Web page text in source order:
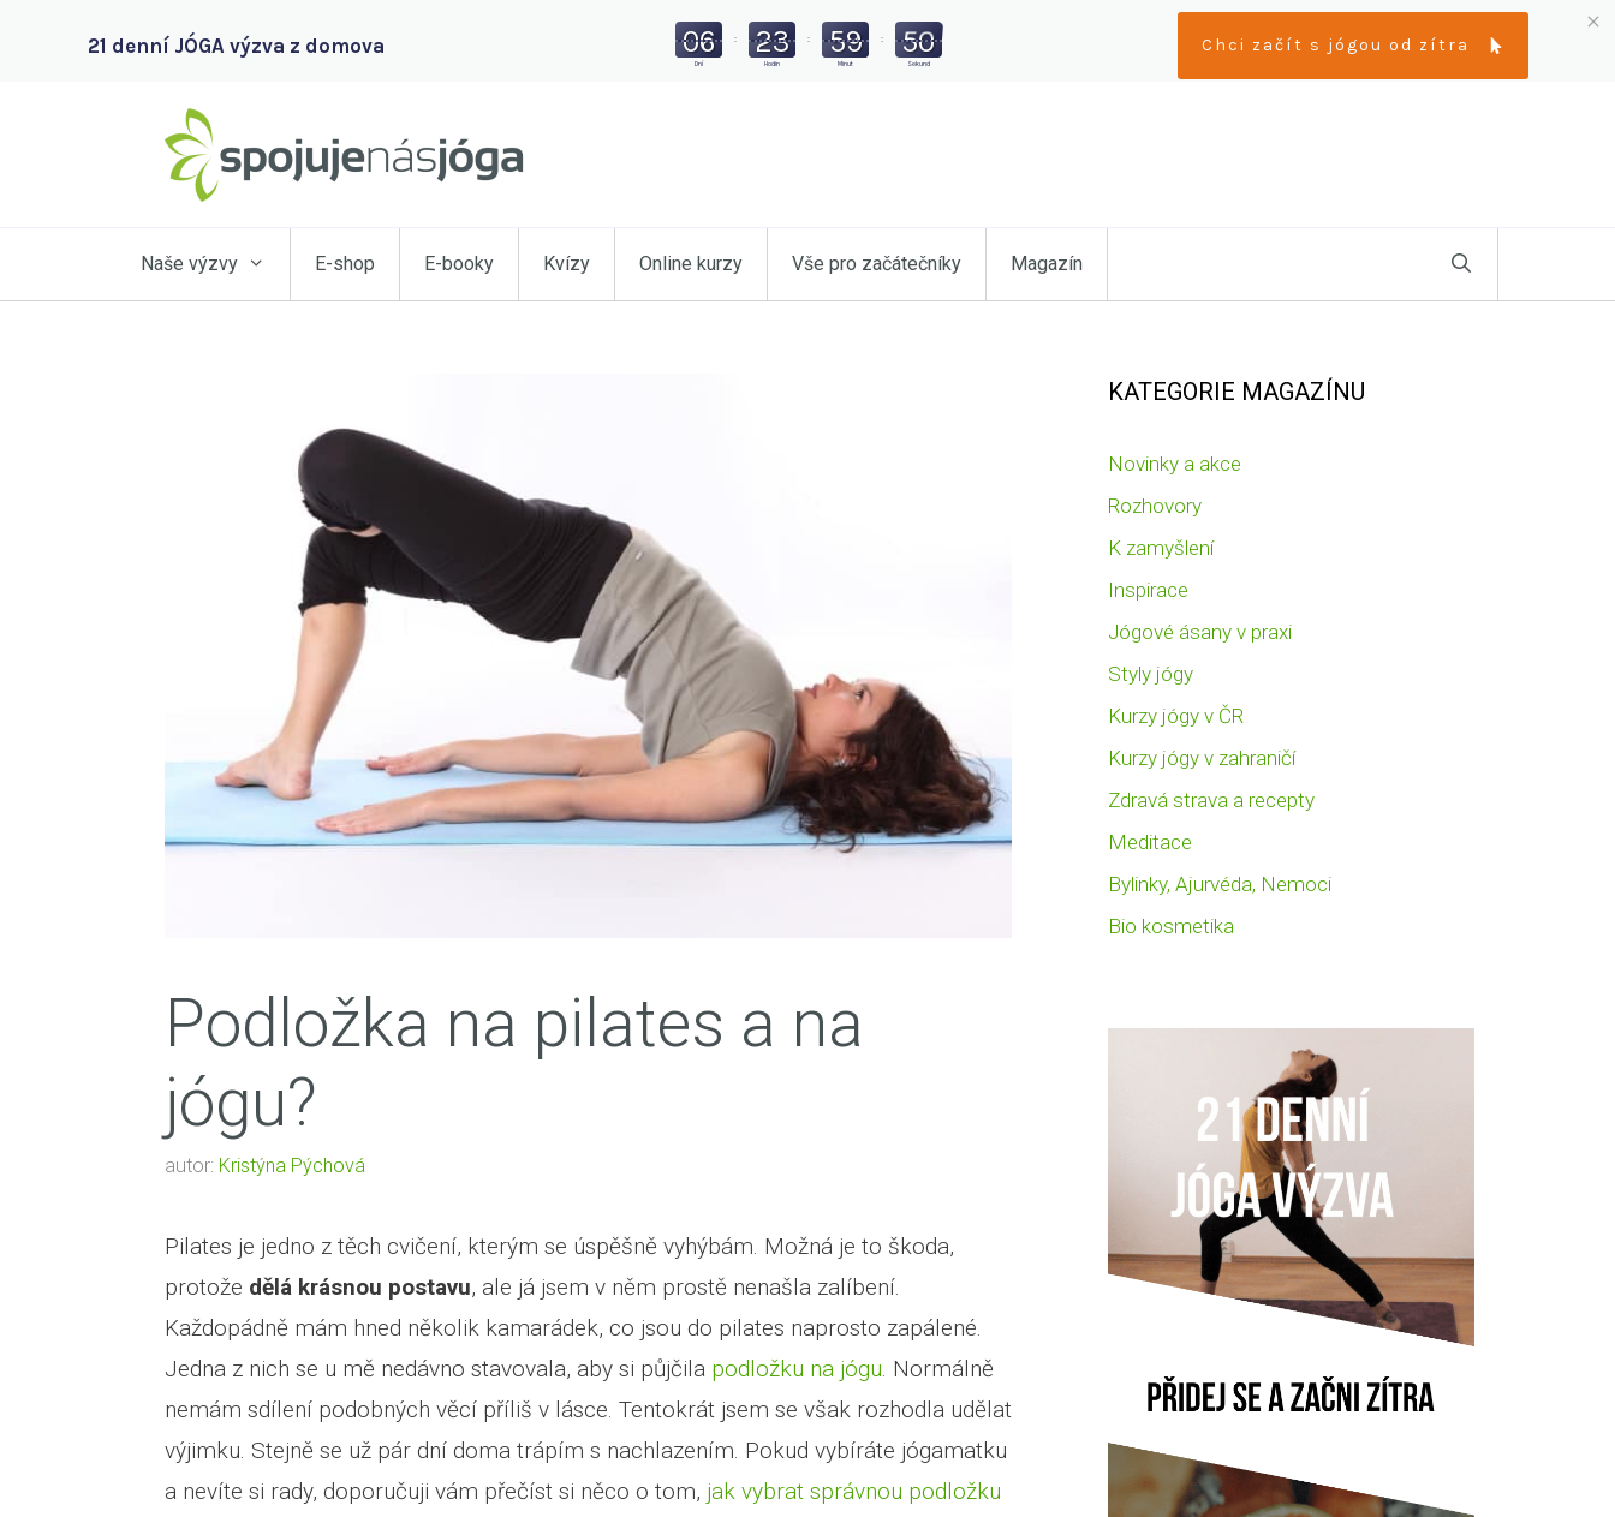
Naše výzvy E-shop E-booky Kvízy Online kurzy Vše pro začátečníky Magazín
Podložka na pilates a na
jógu?
autor: Kristýna Pýchová
Pilates je jedno z těch cvičení, kterým se úspěšně vyhýbám. Možná je to škoda,
protože dělá krásnou postavu, ale já jsem v něm prostě nenašla zalíbení.
Každopádně mám hned několik kamarádek, co jsou do pilates naprosto zapálené.
Jedna z nich se u mě nedávno stavovala, aby si půjčila podložku na jógu. Normálně
nemám sdílení podobných věcí příliš v lásce. Tentokrát jsem se však rozhodla udělat
výjimku. Stejně se už pár dní doma trápím s nachlazením. Pokud vybíráte jógamatku
a nevíte si rady, doporučuji vám přečíst si něco o tom, jak vybrat správnou podložku
KATEGORIE MAGAZÍNU
Novinky a akce
Rozhovory
K zamyšlení
Inspirace
Jógové ásany v praxi
Styly jógy
Kurzy jógy v ČR
Kurzy jógy v zahraničí
Zdravá strava a recepty
Meditace
Bylinky, Ajurvéda, Nemoci
Bio kosmetika
21 denní JÓGA výzva z domova 06
Dní
: 23
Hodin
: 59
Minut
: 48
Sekund
Chci začít s jógou od zítra